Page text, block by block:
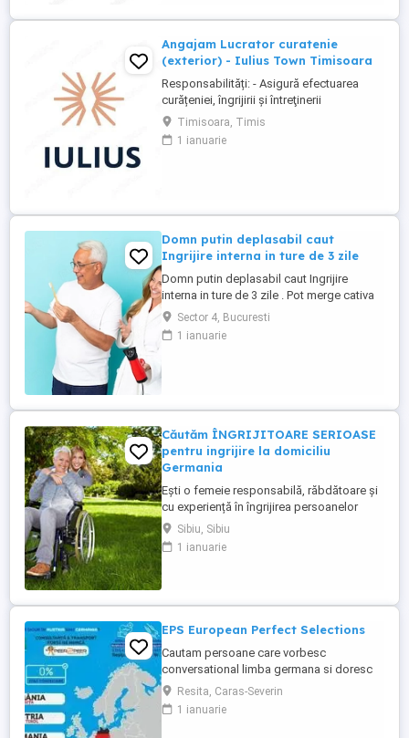
Angajam Lucrator curatenie
(exterior) - Iulius Town Timisoara
Responsabilități: - Asigură efectuarea
curățeniei, îngrijirii şi întreţinerii
amplasamentului exterior al Mall-ului; -
Colectează cartoanele din locaţie şi le
trimite spre punctul de colectare; - Pe timp
Timisoara, Timis
1 ianuarie
Domn putin deplasabil caut
Ingrijire interna in ture de 3 zile
Domn putin deplasabil caut Ingrijire
interna in ture de 3 zile . Pot merge cativa
pasi doar ajutat. Poti castiga in 15 zile , 53
milioane + prime. Ridicat din pat, pus pe
scaunul cu rotile , de mers unde este
Sector 4, Bucuresti
1 ianuarie
Căutăm ÎNGRIJITOARE SERIOASE
pentru ingrijire la domiciliu
Germania
Ești o femeie responsabilă, răbdătoare și
cu experiență în îngrijirea persoanelor
vârstnice? Avem oportunități excelente de
lucru în Germania (îngrijire la domiciliu)!
Prin firma noastră ai oportunități excelente
Sibiu, Sibiu
1 ianuarie
EPS European Perfect Selections
Cautam persoane care vorbesc
conversational limba germana si doresc
sa lucreze in Austria si Germania. NU SE
PERCEPE COMISION Salariul este atractiv!
Va rugam sa ne contactati pentru detalii.
Resita, Caras-Severin
1 ianuarie